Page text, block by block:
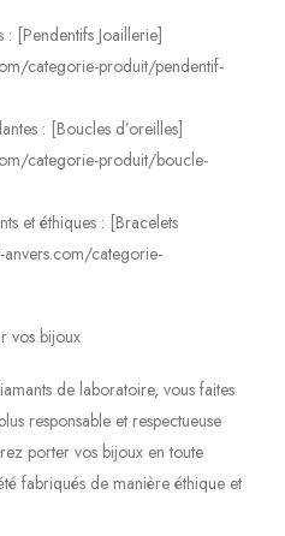
[Pendentifs Joaillerie]
categorie-produit/pendentif-
: [Boucles d’oreilles]
categorie-produit/boucle-
et éthiques : [Bracelets
categorie-
vos bijoux
de laboratoire, vous faites
responsable et respectueuse
porter vos bijoux en toute
fabriqués de manière éthique et